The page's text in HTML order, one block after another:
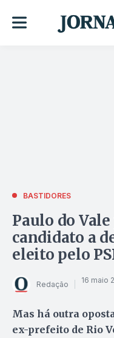
BASTIDORES
Paulo do
candidato a
eleito pelo
Redação 16 maio
Mas há outra
ex-prefeito de Rio